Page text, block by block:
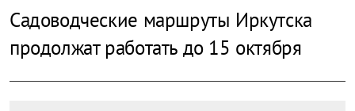
Садоводческие маршруты Иркутска
продолжат работать до 15 октября